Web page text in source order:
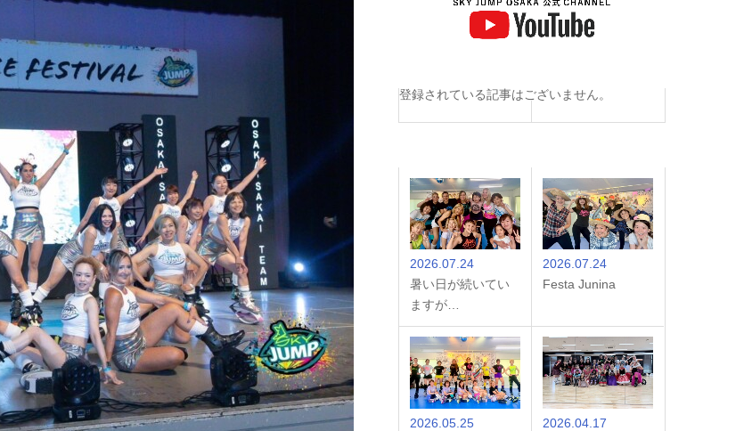
登録されている記事はございません。
2026.07.24
暑い日が続いてい
ますが…
2026.07.24
Festa Junina
2026.05.25
2026.04.17